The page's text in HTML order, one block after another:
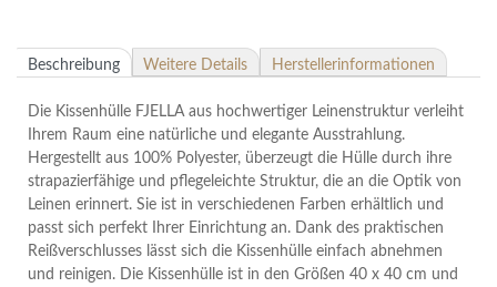
Beschreibung Weitere Details Herstellerinformationen
Die Kissenhülle FJELLA aus hochwertiger Leinenstruktur verleiht
Ihrem Raum eine natürliche und elegante Ausstrahlung.
Hergestellt aus 100% Polyester, überzeugt die Hülle durch ihre
strapazierfähige und pflegeleichte Struktur, die an die Optik von
Leinen erinnert. Sie ist in verschiedenen Farben erhältlich und
passt sich perfekt Ihrer Einrichtung an. Dank des praktischen
Reißverschlusses lässt sich die Kissenhülle einfach abnehmen
und reinigen. Die Kissenhülle ist in den Größen 40 x 40 cm und